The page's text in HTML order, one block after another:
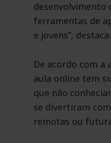
desenvolvimento
ferramentas de
e jovens”, destaca.
De acordo com a
aula online tem
que não
se divertiram
remotas ou